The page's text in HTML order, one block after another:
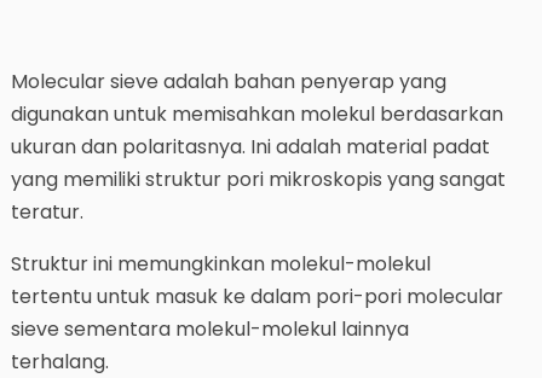
Molecular sieve adalah bahan penyerap yang
digunakan untuk memisahkan molekul berdasarkan
ukuran dan polaritasnya. Ini adalah material padat
yang memiliki struktur pori mikroskopis yang sangat
teratur.
Struktur ini memungkinkan molekul-molekul
tertentu untuk masuk ke dalam pori-pori molecular
sieve sementara molekul-molekul lainnya
terhalang.